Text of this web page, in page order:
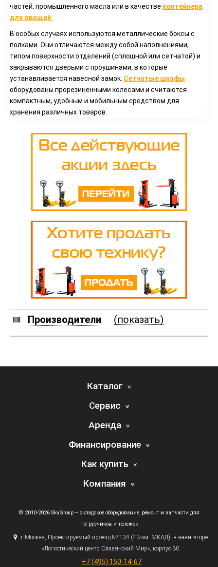
частей, промышленного масла или в качестве контейнера
для овощей
В особых случаях используются металлические боксы с
полками. Они отличаются между собой наполнениями,
типом поверхности отделений (сплошной или сетчатой) и
закрываются дверьми с проушинами, в которые
устанавливается навесной замок. Сетчатые шкафы
оборудованы прорезиненными колесами и считаются
компактным, удобным и мобильным средством для
хранения различных товаров.
Производители (показать)
Каталог
Сервис
Аренда
Финансирование
Как купить
Компания
© 2010-2026 SkyGroup – складское оборудование, ремонт и запчасти для
погрузчиков и тележек
г.Москва, Проектируемый проезд № 134 (43км. МКАД), в навигаторе
«Логистический центр Славянский Мир», корпус 30
+7 (495) 150-14-67